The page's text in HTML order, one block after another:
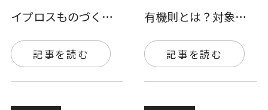
イプロスものづくりへの掲載をスタートしま…
記事を読む
有機則とは？対象となる事業者や有機溶剤取…
記事を読む